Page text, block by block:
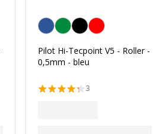
Bleu
Pilot Hi-Tecpoint V5 - Roller -
0,5mm - bleu
3